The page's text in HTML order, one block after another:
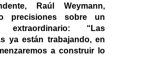
Raúl Weymann,
precisiones sobre un
extraordinario: “Las
ya están trabajando, en
a construir lo